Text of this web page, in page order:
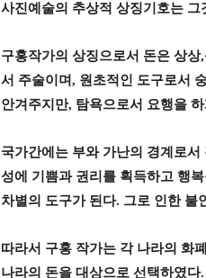
사진예술의 추상적 상징기호는
구홍작가의 상징으로서 돈은 상상,
서 주술이며, 원초적인 도구로서
안겨주지만, 탐욕으로서 요행을
국가간에는 부와 가난의 경계로
성에 기쁨과 권리를 획득하고 행
차별의 도구가 된다. 그로 인한 불
따라서 구홍 작가는 각 나라의 화
나라의 돈을 대상으로 선택하였다.